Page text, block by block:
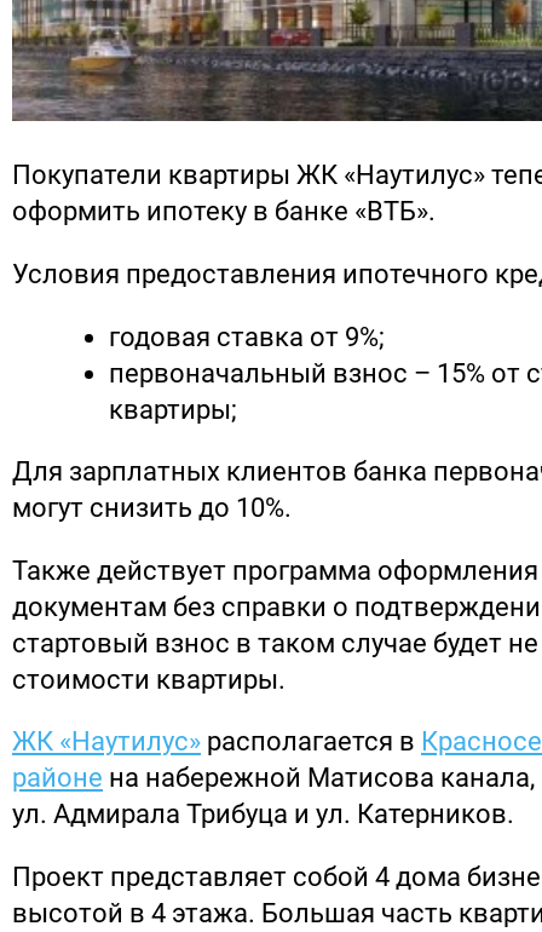
Покупатели квартиры ЖК «Наутилус»
оформить ипотеку в банке «ВТБ».
Условия предоставления ипотечного
годовая ставка от 9%;
первоначальный взнос – 15% от
квартиры;
Для зарплатных клиентов банка
могут снизить до 10%.
Также действует программа
документам без справки о
стартовый взнос в таком случае будет
стоимости квартиры.
ЖК «Наутилус» располагается в
районе на набережной Матисова
ул. Адмирала Трибуца и ул. Катерников.
Проект представляет собой 4 дома
высотой в 4 этажа. Большая часть